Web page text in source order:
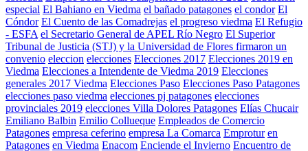
especial El Bahiano en Viedma el bañado patagones el condor El
Cóndor El Cuento de las Comadrejas el progreso viedma El Refugio
- ESFA el Secretario General de APEL Río Negro El Superior
Tribunal de Justicia (STJ) y la Universidad de Flores firmaron un
convenio eleccion elecciones Elecciones 2017 Elecciones 2019 en
Viedma Elecciones a Intendente de Viedma 2019 Elecciones
generales 2017 Viedma Elecciones Paso Elecciones Paso Patagones
elecciones paso viedma elecciones pj patagones elecciones
provinciales 2019 elecciones Villa Dolores Patagones Elías Chucair
Emiliano Balbin Emilio Collueque Empleados de Comercio
Patagones empresa ceferino empresa La Comarca Emprotur en
Patagones en Viedma Enacom Enciende el Invierno Encuentro de